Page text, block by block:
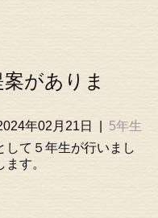
案がありま
年02月21日
5年生
して５年生が行いまし
す。